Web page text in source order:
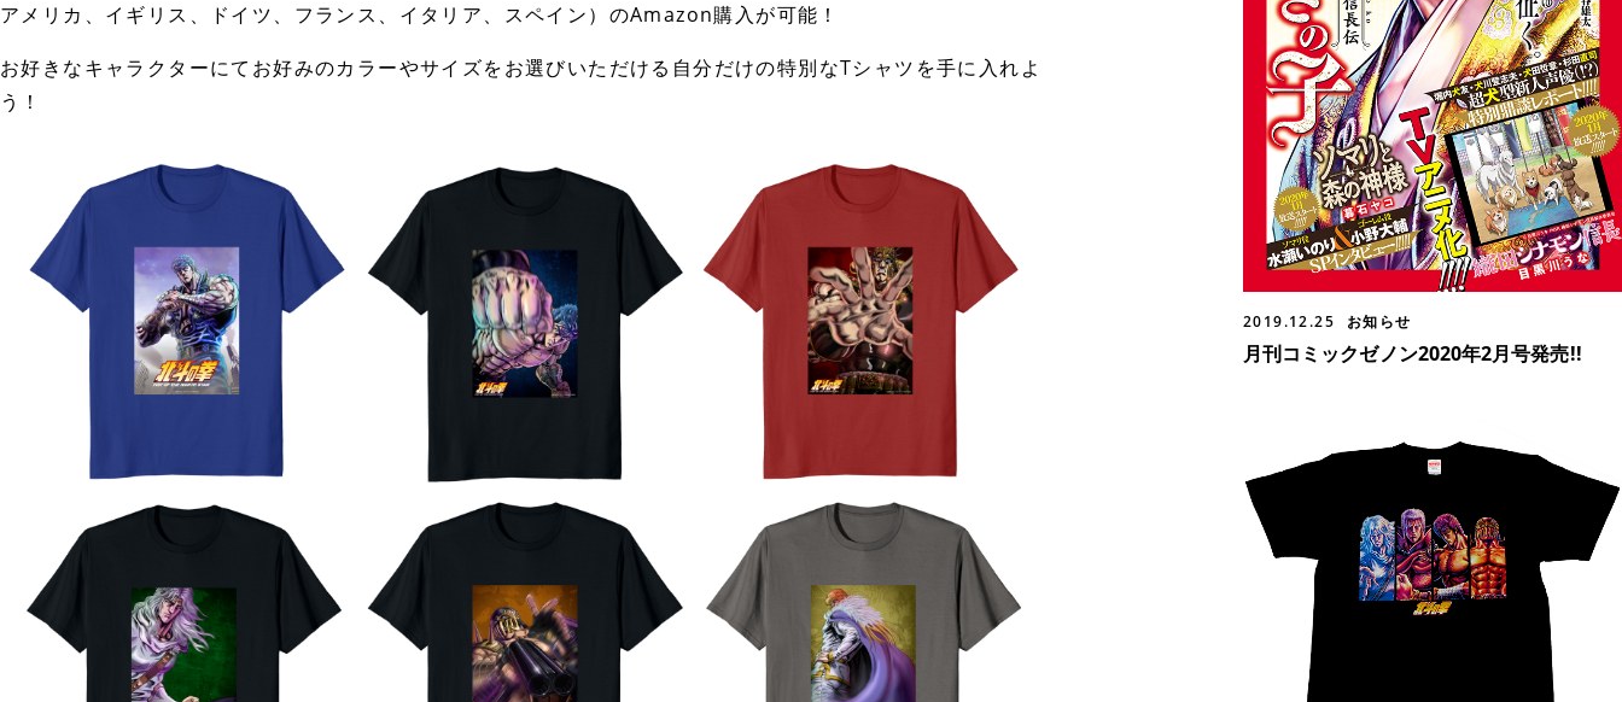
アメリカ、イギリス、ドイツ、フランス、イタリア、スペイン）のAmazon購入が可能！
お好きなキャラクターにてお好みのカラーやサイズをお選びいただける自分だけの特別なTシャツを手に入れよ
う！
2019.12.25 お知らせ
月刊コミックゼノン2020年2月号発売!!